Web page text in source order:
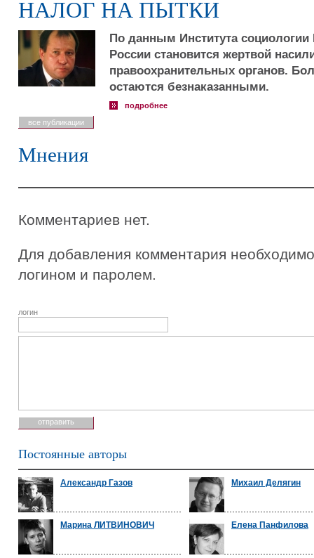
НАЛОГ НА ПЫТКИ
По данным Института
России становится жертвой
правоохранительных органов.
остаются безнаказанными.
подробнее
все публикации
Мнения
Комментариев нет.
Для добавления комментария
логином и паролем.
логин
Постоянные авторы
Александр Газов Михаил Делягин
Марина ЛИТВИНОВИЧ Елена Панфилова